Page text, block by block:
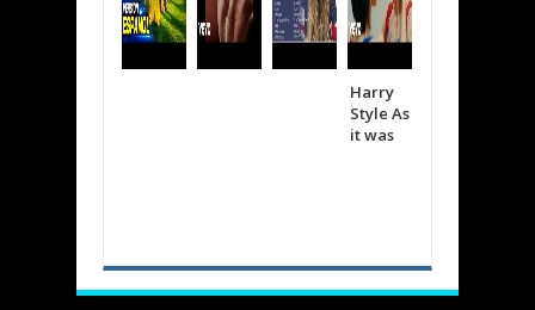
Harry
Style As
it was